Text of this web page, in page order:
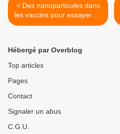
< Des nanoparticules dans
les vaccins pour essayer de
mieux masquer leurs
Hébergé par Overblog
Top articles
Pages
Contact
Signaler un abus
C.G.U.